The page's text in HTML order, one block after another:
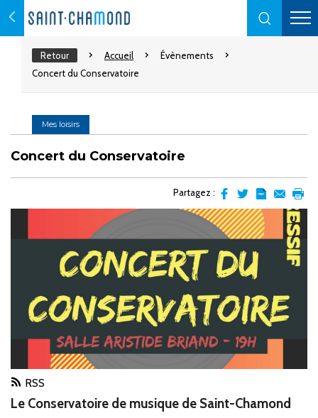
Retour Accueil
Évènements
Concert du Conservatoire
Mes loisirs
Concert du Conservatoire
Partagez :
sur
facebook
sur
Twitter
l'article
en
par
email
RSS
Le Conservatoire de musique de Saint-Chamond